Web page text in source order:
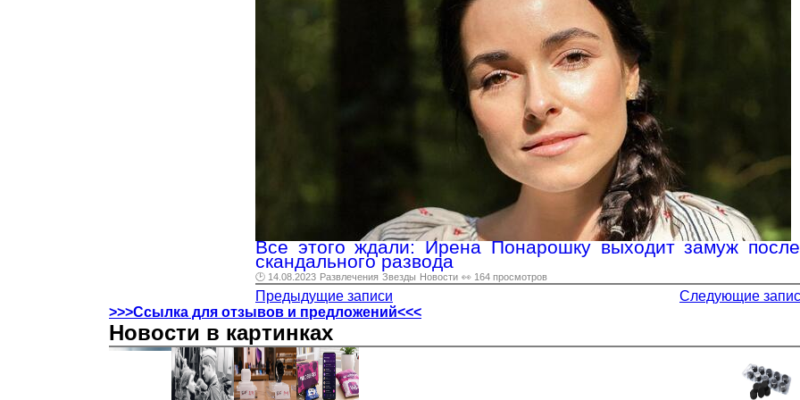
Все этого ждали: Ирена Понарошку выходит замуж после
скандального развода
🕑 14.08.2023 Развлечения Звезды Новости 👀 164 просмотров
Предыдущие записи
Следующие
>>>Ссылка для отзывов и предложений<<<
Новости в картинках